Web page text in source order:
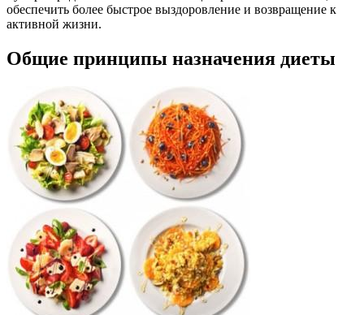
обеспечить более быстрое выздоровление и возвращение к
активной жизни.
Общие принципы назначения диеты